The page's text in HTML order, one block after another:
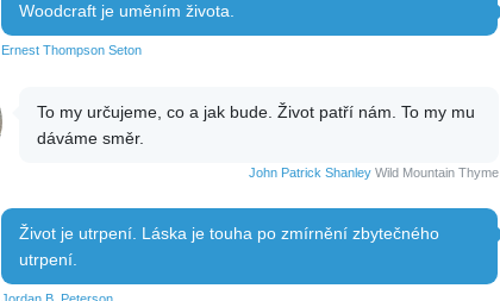
Woodcraft je uměním života.
Ernest Thompson Seton
To my určujeme, co a jak bude. Život patří nám. To my mu
dáváme směr.
John Patrick ShanleyWild Mountain Thyme
Život je utrpení. Láska je touha po zmírnění zbytečného
utrpení.